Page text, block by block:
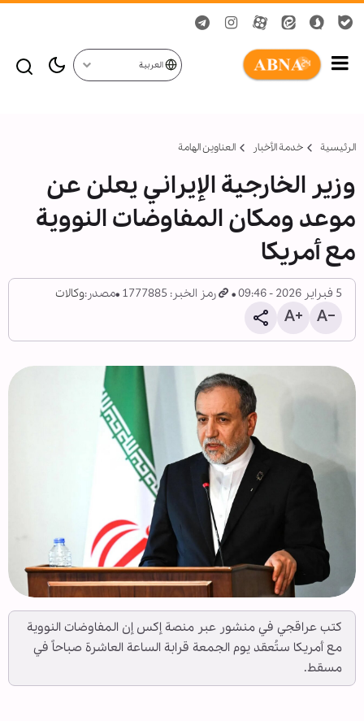
العربية
الرئيسية خدمة الأخبار العناوين الهامة
وزير الخارجية الإيراني يعلن عن
موعد ومكان المفاوضات النووية
مع أمريكا
5 فبراير 2026 - 09:46 رمز الخبر: 1777885 مصدر:وكالات
كتب عراقجي في منشور عبر منصة إكس إن المفاوضات النووية
مع أمريكا ستُعقد يوم الجمعة قرابة الساعة العاشرة صباحاً في
مسقط.